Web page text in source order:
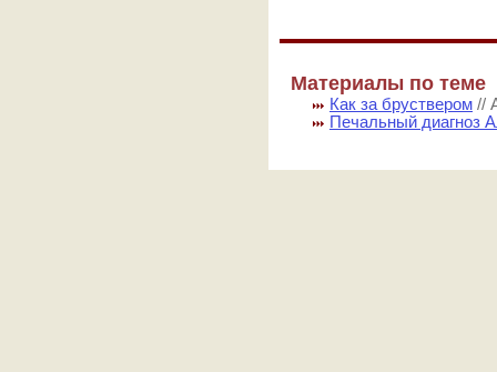
Материалы по теме
Как за бруствером //
Печальный диагноз